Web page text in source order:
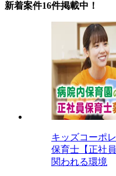
新着案件16件掲載中！
キッズコーポ
保育士【正社
関われる環境